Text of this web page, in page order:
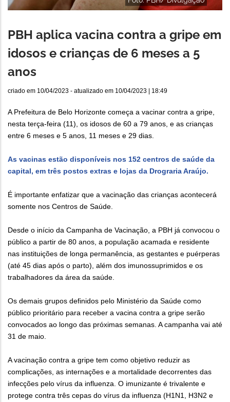
PBH aplica vacina contra a gripe em
idosos e crianças de 6 meses a 5
anos
criado em 10/04/2023 - atualizado em 10/04/2023 | 18:49
A Prefeitura de Belo Horizonte começa a vacinar contra a gripe,
nesta terça-feira (11), os idosos de 60 a 79 anos, e as crianças
entre 6 meses e 5 anos, 11 meses e 29 dias.
As vacinas estão disponíveis nos 152 centros de saúde da
capital, em três postos extras e lojas da Drograria Araújo.
É importante enfatizar que a vacinação das crianças acontecerá
somente nos Centros de Saúde.
Desde o início da Campanha de Vacinação, a PBH já convocou o
público a partir de 80 anos, a população acamada e residente
nas instituições de longa permanência, as gestantes e puérperas
(até 45 dias após o parto), além dos imunossuprimidos e os
trabalhadores da área da saúde.
Os demais grupos definidos pelo Ministério da Saúde como
público prioritário para receber a vacina contra a gripe serão
convocados ao longo das próximas semanas. A campanha vai até
31 de maio.
A vacinação contra a gripe tem como objetivo reduzir as
complicações, as internações e a mortalidade decorrentes das
infecções pelo vírus da influenza. O imunizante é trivalente e
protege contra três cepas do vírus da influenza (H1N1, H3N2 e